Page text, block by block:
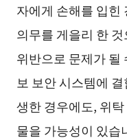
자에게 손해를 입힌
의무를 게을리 한
위반으로 문제가 될
보 보안 시스템에
생한 경우에도, 위
물을 가능성이 있습